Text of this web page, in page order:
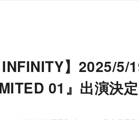
INFINITY】2025/
01』出演決